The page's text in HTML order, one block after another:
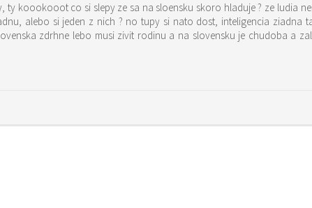
koookooot co si slepy ze sa na sloensku skoro hladuje ? ze ludia
alebo si jeden z nich ? no tupy si nato dost, inteligencia ziadna
zdrhne lebo musi zivit rodinu a na slovensku je chudoba a